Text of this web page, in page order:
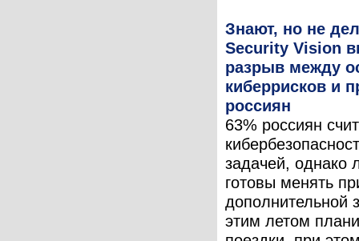
Знают, но не
Security Vision
разрыв между
киберрисков и
россиян
63% россиян
задачей, однако
готовы менять
дополнительной
этим летом